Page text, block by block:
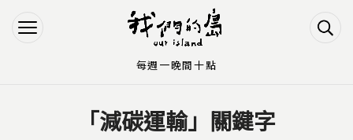
Jump to Navigation
Jump to Main content
「減碳運輸」關鍵字
每週一晚間十點